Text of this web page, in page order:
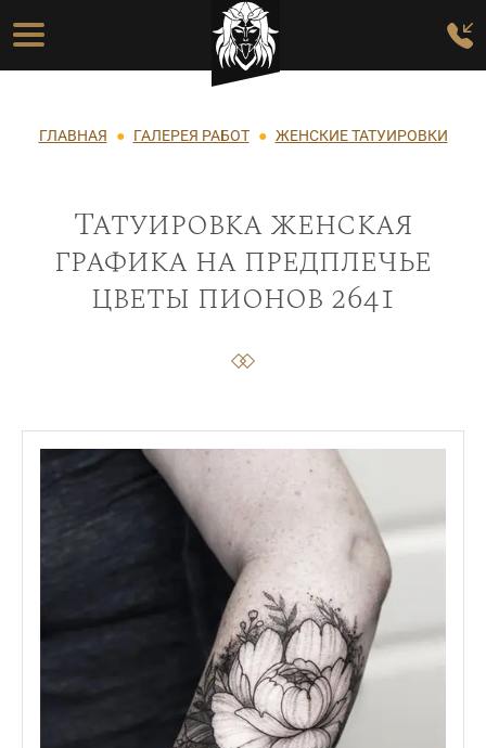
Перейти к основному содержанию
Основная навигация
Строка навигации
ГЛАВНАЯ ГАЛЕРЕЯ РАБОТ ЖЕНСКИЕ ТАТУИРОВКИ
Татуировка женская
графика на предплечье
цветы пионов 2641